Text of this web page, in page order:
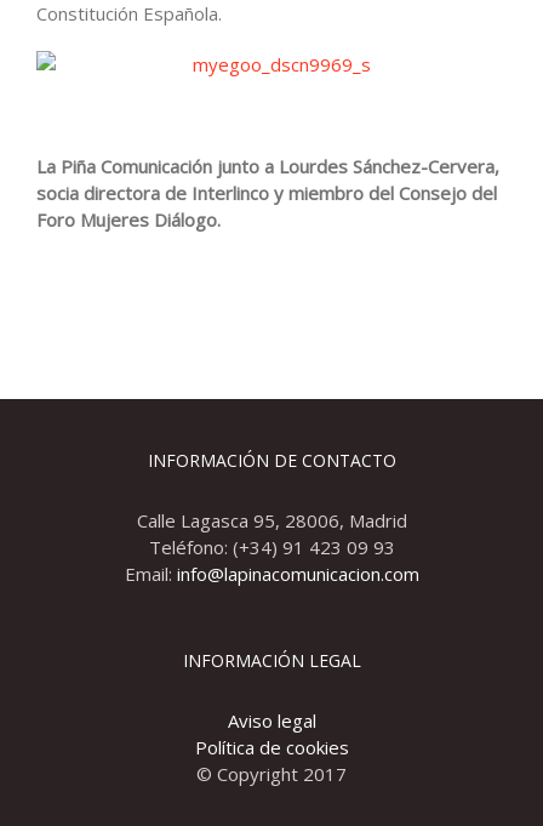
Constitución Española.
La Piña Comunicación junto a Lourdes Sánchez-Cervera,
socia directora de Interlinco y miembro del Consejo del
Foro Mujeres Diálogo.
INFORMACIÓN DE CONTACTO
Calle Lagasca 95, 28006, Madrid
Teléfono: (+34) 91 423 09 93
Email: info@lapinacomunicacion.com
INFORMACIÓN LEGAL
Aviso legal
Política de cookies
© Copyright 2017